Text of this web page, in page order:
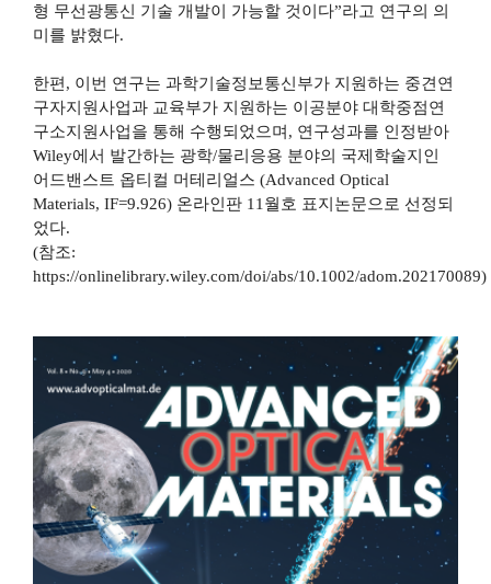
형 무선광통신 기술 개발이 가능할 것이다”라고 연구의 의
미를 밝혔다.
한편 , 이번 연구는 과학기술정보통신부가 지원하는 중견연
구자지원사업과 교육부가 지원하는 이공분야 대학중점연
구소지원사업을 통해 수행되었으며 , 연구성과를 인정받아
Wiley에서 발간하는 광학/물리응용 분야의 국제학술지인
어드밴스트 옵티컬 머테리얼스 (Advanced Optical
Materials, IF=9.926) 온라인판 11 월호 표지논문으로 선정되
었다.
(참조:
https://onlinelibrary.wiley.com/doi/abs/10.1002/adom.202170089)